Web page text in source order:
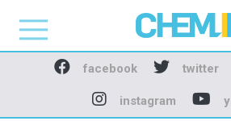
Chemlife -
facebook twitter
instagram